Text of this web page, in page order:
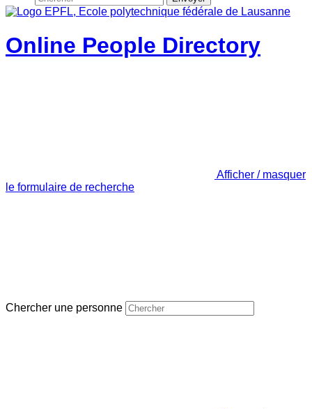
Online People Directory
Afficher / masquer
le formulaire de recherche
Chercher une personne